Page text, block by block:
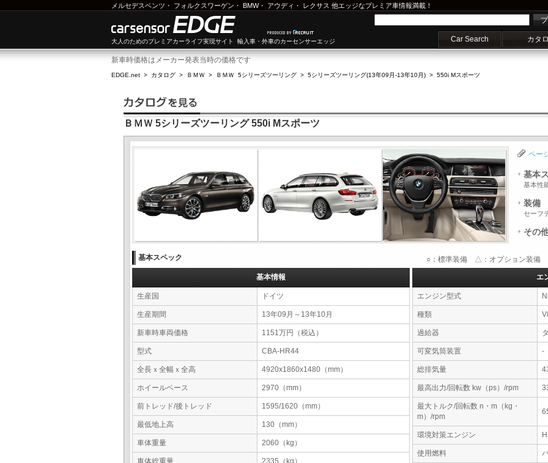
メルセデスベンツ ・ フォルクスワーゲン ・ BMW・ アウディ ・ レクサス 他エッジなプレミア車情報満載！
大人のためのプレミアカーライフ実現サイト 輸入車・外車のカーセンサーエッジ Car Search カタ
新車時価格はメーカー発表当時の価格です
EDGE.net > カタログ > ＢＭＷ > ＢＭＷ 5シリーズツーリング > 5シリーズツーリング(13年09月-13年10月) > 550i Mスポーツ
ＢＭＷ 5シリーズツーリング 550i Mスポーツ
ペー
基本
基本性
装備
セーフ
その
基本スペック ○：標準装備 △：オプション装備 -
基本情報
生産国 ドイツ
生産期間 13年09月～13年10月
新車時車両価格 1151万円（税込）
型式 CBA-HR44
全長ｘ全幅ｘ全高 4920x1860x1480（mm）
ホイールベース 2970（mm）
前トレッド/後トレッド 1595/1620（mm）
最低地上高 130（mm）
車体重量 2060（kg）
車体総重量 2335（kg）
エ
エンジン型式
種類
過給器
可変気筒装置 -
総排気量
最高出力/回転数 kw（ps）/rpm
最大トルク/回転数 n・m（kg・
m）/rpm
環境対策エンジン
使用燃料